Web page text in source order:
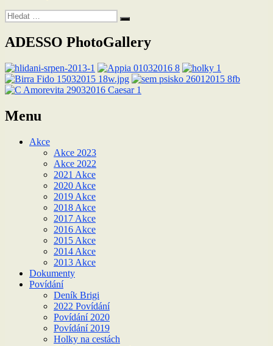
Hledat:
Hledání
ADESSO PhotoGallery
Menu
Akce
Akce 2023
Akce 2022
2021 Akce
2020 Akce
2019 Akce
2018 Akce
2017 Akce
2016 Akce
2015 Akce
2014 Akce
2013 Akce
Dokumenty
Povídání
Deník Brigi
2022 Povídání
Povídání 2020
Povídání 2019
Holky na cestách